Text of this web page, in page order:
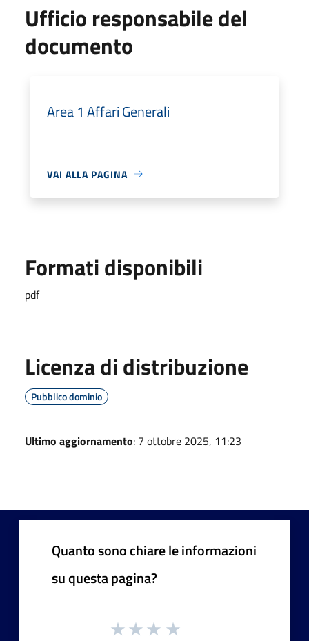
Ufficio responsabile del
documento
Area 1 Affari Generali
VAI ALLA PAGINA
Formati disponibili
pdf
Licenza di distribuzione
Pubblico dominio
Ultimo aggiornamento: 7 ottobre 2025, 11:23
Quanto sono chiare le informazioni
su questa pagina?